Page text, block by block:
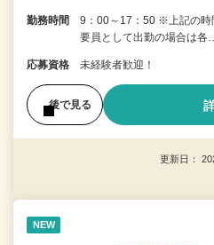
勤務時間
9：00～17：50 ※上記の時
要員として出勤の場合は各
応募資格 未経験者歓迎！
後で見る
更新日：
NEW